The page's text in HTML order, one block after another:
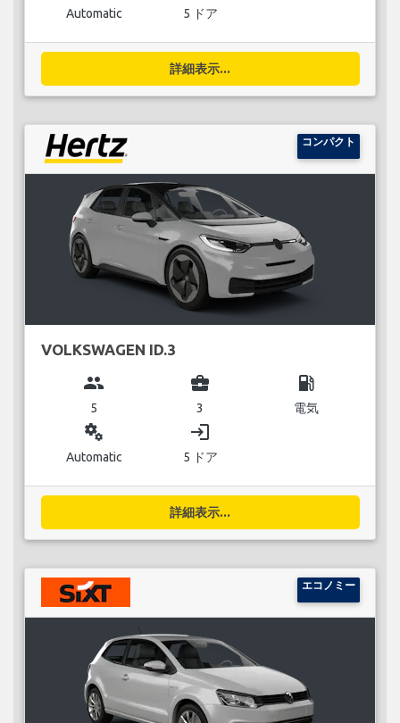
Automatic 5 ドア
詳細表示...
コンパクト
VOLKSWAGEN ID.3
group
5
business_center
3
local_gas_station
電気
miscellaneous_services
Automatic
login
5 ドア
詳細表示...
エコノミー